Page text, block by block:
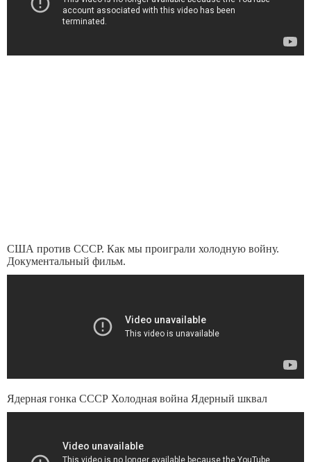
США против СССР. Как мы проиграли холодную войну.
Документальный фильм.
Ядерная гонка СССР Холодная война Ядерный шквал